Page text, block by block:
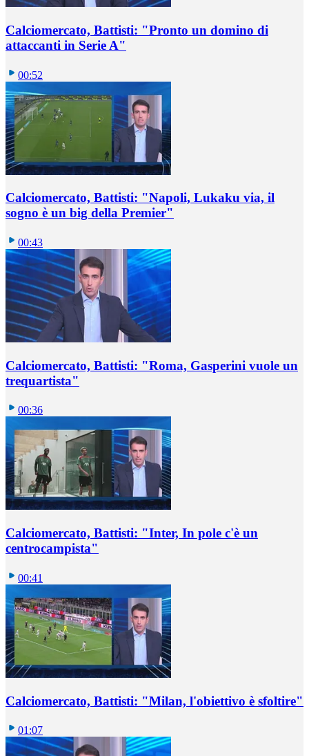
Calciomercato, Battisti: "Pronto un domino di
attaccanti in Serie A"
00:52
Calciomercato, Battisti: "Napoli, Lukaku via, il
sogno è un big della Premier"
00:43
Calciomercato, Battisti: "Roma, Gasperini vuole un
trequartista"
00:36
Calciomercato, Battisti: "Inter, In pole c'è un
centrocampista"
00:41
Calciomercato, Battisti: "Milan, l'obiettivo è sfoltire"
01:07